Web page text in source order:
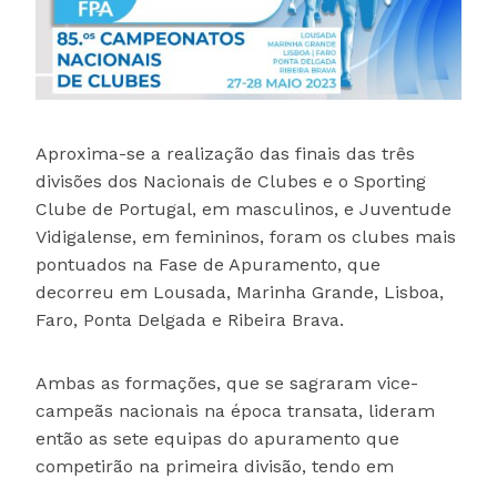
Aproxima-se a realização das finais das três
divisões dos Nacionais de Clubes e o Sporting
Clube de Portugal, em masculinos, e Juventude
Vidigalense, em femininos, foram os clubes mais
pontuados na Fase de Apuramento, que
decorreu em Lousada, Marinha Grande, Lisboa,
Faro, Ponta Delgada e Ribeira Brava.
Ambas as formações, que se sagraram vice-
campeãs nacionais na época transata, lideram
então as sete equipas do apuramento que
competirão na primeira divisão, tendo em